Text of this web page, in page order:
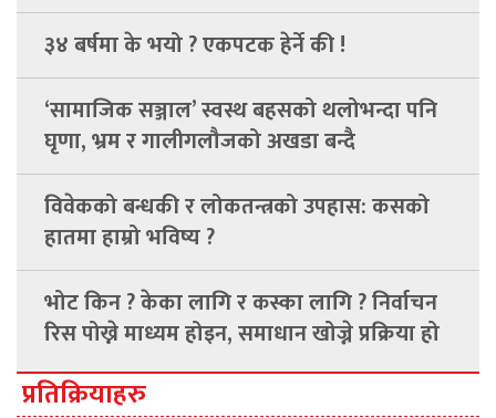
३४ बर्षमा के भयो ? एकपटक हेर्ने की !
‘सामाजिक सञ्जाल’ स्वस्थ बहसको थलोभन्दा पनि
घृणा, भ्रम र गालीगलौजको अखडा बन्दै
विवेकको बन्धकी र लोकतन्त्रको उपहास: कसको
हातमा हाम्रो भविष्य ?
भोट किन ? केका लागि र कस्का लागि ? निर्वाचन
रिस पोख्ने माध्यम होइन, समाधान खोज्ने प्रक्रिया हो
प्रतिक्रियाहरु